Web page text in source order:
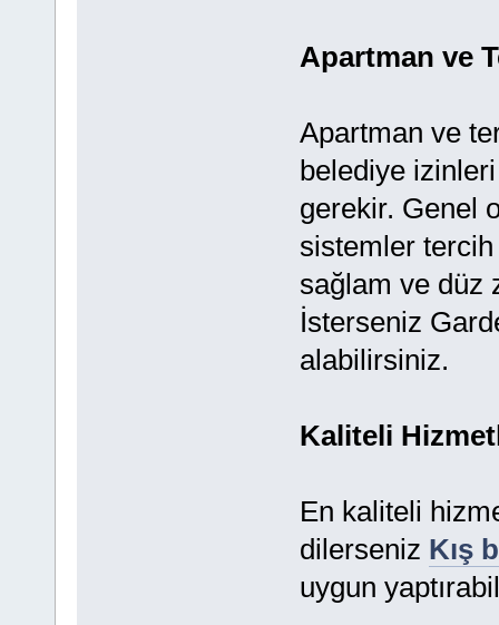
Apartman ve
Apartman ve
belediye
gerekir. Genel
sistemler
sağlam ve düz
İsterseniz
alabilirsiniz.
Kaliteli
En kaliteli
dilerseniz Kış
uygun